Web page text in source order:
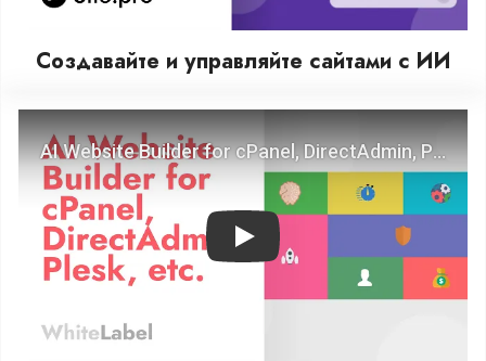
Создавайте и управляйте сайтами с ИИ
Play